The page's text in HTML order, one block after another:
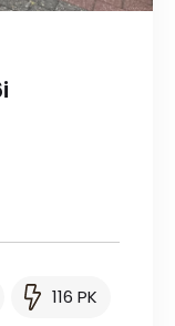
116 PK